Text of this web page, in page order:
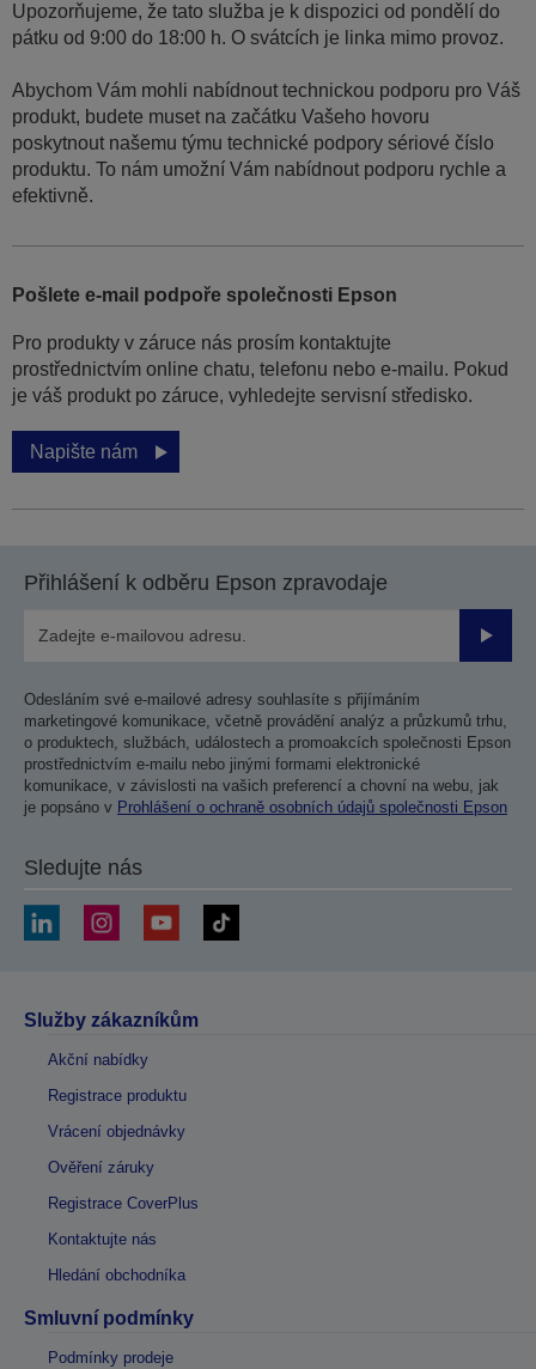
Upozorňujeme, že tato služba je k dispozici od pondělí do
pátku od 9:00 do 18:00 h. O svátcích je linka mimo provoz.
Abychom Vám mohli nabídnout technickou podporu pro Váš
produkt, budete muset na začátku Vašeho hovoru
poskytnout našemu týmu technické podpory sériové číslo
produktu. To nám umožní Vám nabídnout podporu rychle a
efektivně.
Pošlete e-mail podpoře společnosti Epson
Pro produkty v záruce nás prosím kontaktujte
prostřednictvím online chatu, telefonu nebo e-mailu. Pokud
je váš produkt po záruce, vyhledejte servisní středisko.
Napište nám
Přihlášení k odběru Epson zpravodaje
Odesláním své e-mailové adresy souhlasíte s přijímáním
marketingové komunikace, včetně provádění analýz a průzkumů trhu,
o produktech, službách, událostech a promoakcích společnosti Epson
prostřednictvím e-mailu nebo jinými formami elektronické
komunikace, v závislosti na vašich preferencí a chovní na webu, jak
je popsáno v Prohlášení o ochraně osobních údajů společnosti Epson
Sledujte nás
Služby zákazníkům
Akční nabídky
Registrace produktu
Vrácení objednávky
Ověření záruky
Registrace CoverPlus
Kontaktujte nás
Hledání obchodníka
Smluvní podmínky
Podmínky prodeje